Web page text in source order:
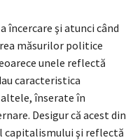
încercare şi atunci când
măsurilor politice
unele reflectă
caracteristica
înserate în
Desigur că acest din
capitalismului şi reflectă